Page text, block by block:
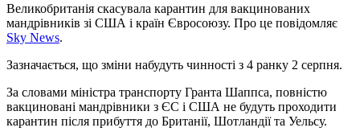
Великобританія скасувала карантин для вакцинованих
мандрівників зі США і країн Євросоюзу. Про це повідомляє
Sky News.
Зазначається, що зміни набудуть чинності з 4 ранку 2 серпня.
За словами міністра транспорту Гранта Шаппса, повністю
вакциновані мандрівники з ЄС і США не будуть проходити
карантин після прибуття до Британії, Шотландії та Уельсу.